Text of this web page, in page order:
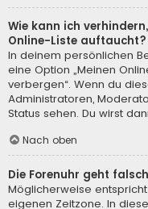
Wie kann ich
Online-Liste auftaucht?
In deinem persönlichen
eine Option „Meinen
verbergen“. Wenn du
Administratoren,
Status sehen. Du wirst
Nach oben
Die Forenuhr geht
Möglicherweise
eigenen Zeitzone. In